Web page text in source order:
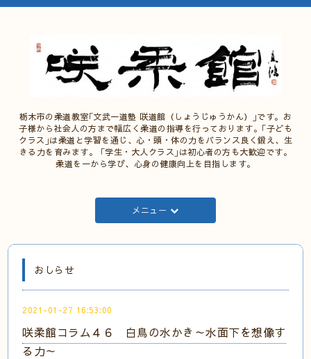
栃木市の柔道教室｢文武一道塾 咲道館（しょうじゅうかん）｣です。お
子様から社会人の方まで幅広く柔道の指導を行っております。｢子ども
クラス｣は柔道と学習を通じ、心・頭・体の力をバランス良く鍛え、生
きる力を育みます。 ｢学生・大人クラス｣は初心者の方も大歓迎です。
柔道を一から学び、心身の健康向上を目指します。
メニュー
おしらせ
2021-01-27 16:53:00
咲柔館コラム４６ 白鳥の水かき～水面下を想像す
る力～